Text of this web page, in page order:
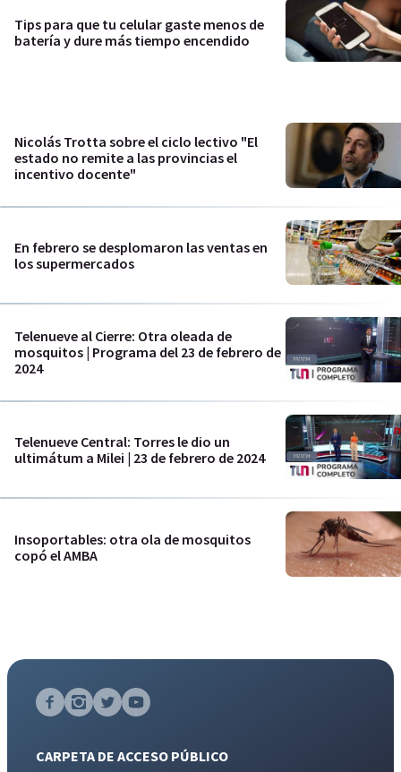
Tips para que tu celular gaste menos de
batería y dure más tiempo encendido
Nicolás Trotta sobre el ciclo lectivo "El
estado no remite a las provincias el
incentivo docente"
En febrero se desplomaron las ventas en
los supermercados
Telenueve al Cierre: Otra oleada de
mosquitos | Programa del 23 de febrero de
2024
Telenueve Central: Torres le dio un
ultimátum a Milei | 23 de febrero de 2024
Insoportables: otra ola de mosquitos
copó el AMBA
CARPETA DE ACCESO PÚBLICO